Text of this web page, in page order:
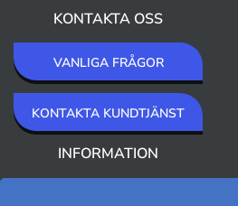
KONTAKTA OSS
VANLIGA FRÅGOR
KONTAKTA KUNDTJÄNST
INFORMATION